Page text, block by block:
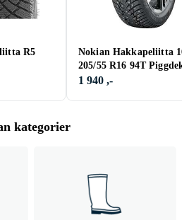
R5
Nokian Hakkapeliitta 10
205/55 R16 94T
1 940 ,-
kategorier